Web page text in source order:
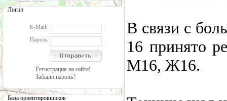
Логин
E-Mail:
Пароль
Регистрация на сайте!
Забыли пароль?
База ориентировщиков
В связи с
16 принято
М16, Ж16.